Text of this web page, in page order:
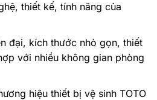
thiết kế, tính năng của
đại, kích thước nhỏ gọn, thiết
với nhiều không gian phòng
hiệu thiết bị vệ sinh TOTO